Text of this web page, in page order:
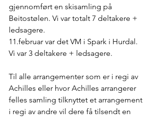
gjennomført en skisamling på
Beitostølen. Vi var totalt 7 deltakere +
ledsagere.
11.februar var det VM i Spark i Hurdal.
Vi var 3 deltakere + ledsagere.
Til alle arrangementer som er i regi av
Achilles eller hvor Achilles arrangerer
felles samling tilknyttet et arrangement
i regi av andre vil dere få tilsendt en